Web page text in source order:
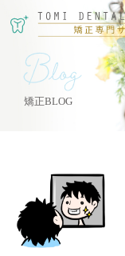
Blog
矯正BLOG